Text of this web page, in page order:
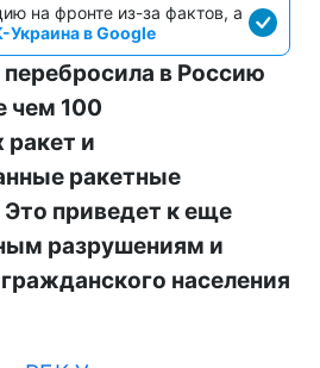
на фронте из-за фактов, а
Украина в Google
в Россию
чем 100
ракет и
ракетные
приведет к еще
разрушениям и
населения